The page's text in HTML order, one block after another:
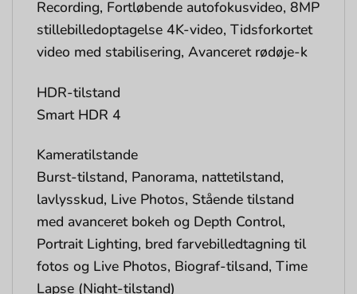
Recording, Fortløbende autofokusvideo, 8MP
stillebilledoptagelse 4K-video, Tidsforkortet
video med stabilisering, Avanceret rødøje-k
HDR-tilstand
Smart HDR 4
Kameratilstande
Burst-tilstand, Panorama, nattetilstand,
lavlysskud, Live Photos, Stående tilstand
med avanceret bokeh og Depth Control,
Portrait Lighting, bred farvebilledtagning til
fotos og Live Photos, Biograf-tilsand, Time
Lapse (Night-tilstand)